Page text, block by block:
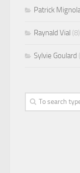
Patrick
Raynald Vial (8)
Sylvie Goulard